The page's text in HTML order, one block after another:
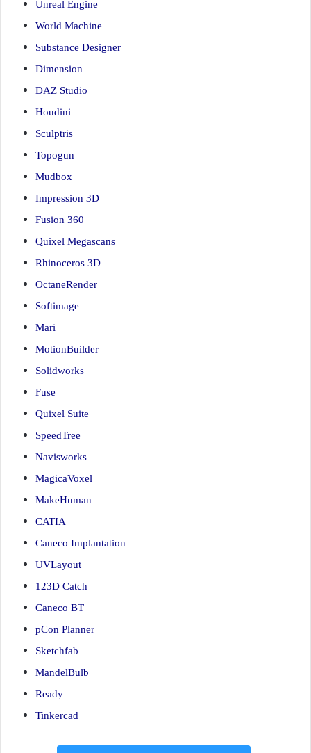
Unreal Engine
World Machine
Substance Designer
Dimension
DAZ Studio
Houdini
Sculptris
Topogun
Mudbox
Impression 3D
Fusion 360
Quixel Megascans
Rhinoceros 3D
OctaneRender
Softimage
Mari
MotionBuilder
Solidworks
Fuse
Quixel Suite
SpeedTree
Navisworks
MagicaVoxel
MakeHuman
CATIA
Caneco Implantation
UVLayout
123D Catch
Caneco BT
pCon Planner
Sketchfab
MandelBulb
Ready
Tinkercad